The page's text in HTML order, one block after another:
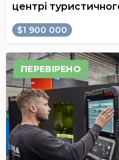
центрі
$1 900 000
ПЕРЕВІРЕНО